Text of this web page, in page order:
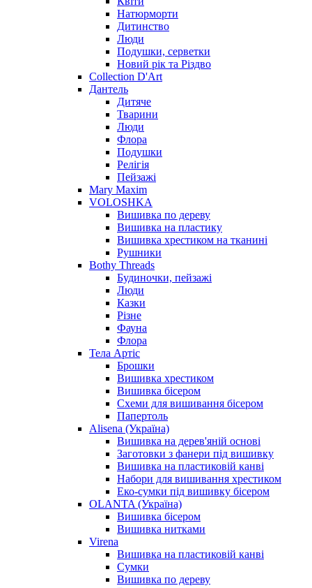
Натюрморти
Дитинство
Люди
Подушки, серветки
Новий рік та Різдво
Collection D'Art
Дантель
Дитяче
Тварини
Люди
Флора
Подушки
Релігія
Пейзажі
Mary Maxim
VOLOSHKA
Вишивка по дереву
Вишивка на пластику
Вишивка хрестиком на тканині
Рушники
Bothy Threads
Будиночки, пейзажі
Люди
Казки
Різне
Фауна
Флора
Тела Артіс
Брошки
Вишивка хрестиком
Вишивка бісером
Схеми для вишивання бісером
Папертоль
Alisena (Україна)
Вишивка на дерев'яній основі
Заготовки з фанери під вишивку
Вишивка на пластиковій канві
Набори для вишивання хрестиком
Еко-сумки під вишивку бісером
OLANTA (Україна)
Вишивка бісером
Вишивка нитками
Virena
Вишивка на пластиковій канві
Сумки
Вишивка по дереву